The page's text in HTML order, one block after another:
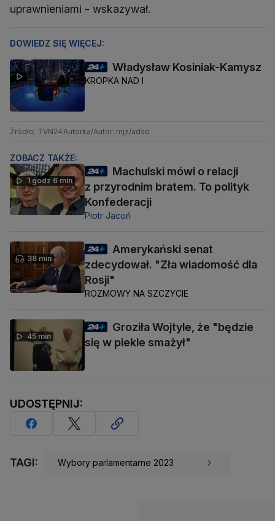
uprawnieniami - wskazywał.
DOWIEDZ SIĘ WIĘCEJ:
Władysław Kosiniak-Kamysz
KROPKA NAD I
Źródło: TVN24 Autorka/Autor: mjz/adso
ZOBACZ TAKŻE:
1 godz 6 min
Machulski mówi o relacji
z przyrodnim bratem. To polityk
Konfederacji
Piotr Jacoń
38 min
Amerykański senat
zdecydował. "Zła wiadomość dla
Rosji"
ROZMOWY NA SZCZYCIE
45 min
Groziła Wojtyle, że "będzie
się w piekle smażył"
UDOSTĘPNIJ:
TAGI: Wybory parlamentarne 2023